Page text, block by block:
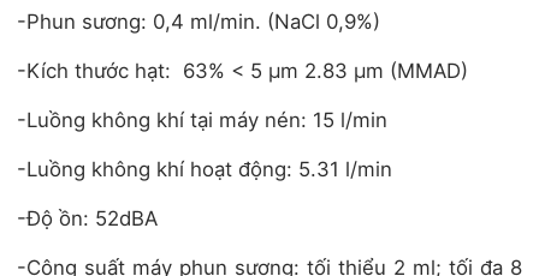
-Phun sương: 0,4 ml/min. (NaCl 0,9%)
-Kích thước hạt: 63% < 5 µm 2.83 µm (MMAD)
-Luồng không khí tại máy nén: 15 l/min
-Luồng không khí hoạt động: 5.31 l/min
-Độ ồn: 52dBA
-Công suất máy phun sương: tối thiểu 2 ml; tối đa 8